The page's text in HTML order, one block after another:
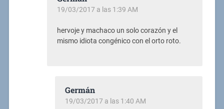
19/03/2017 a las 1:39 AM
hervoje y machaco un solo corazón y el
mismo idiota congénico con el orto roto.
Germán
19/03/2017 a las 1:40 AM